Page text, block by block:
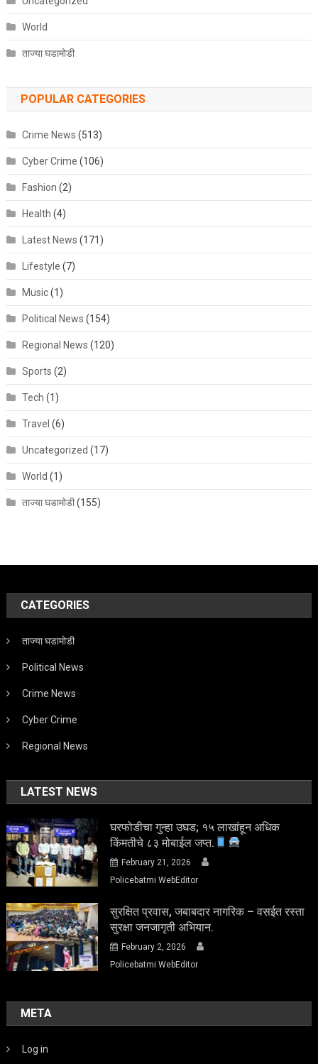
World
ताज्या घडामोडी
POPULAR CATEGORIES
Crime News (513)
Cyber Crime (106)
Fashion (2)
Health (4)
Latest News (171)
Lifestyle (7)
Music(1)
Political News (154)
Regional News (120)
Sports (2)
Tech (1)
Travel (6)
Uncategorized (17)
World (1)
ताज्या घडामोडी(155)
CATEGORIES
ताज्या घडामोडी
Political News
Crime News
Cyber Crime
Regional News
LATEST NEWS
घरफोडीचा गुन्हा उघड; १५ लाखांहून अधिक
किंमतीचे ८३ मोबाईल जप्त.
February 21, 2026
Policebatmi WebEditor
सुरक्षित प्रवास, जबाबदार नागरिक – वसईत रस्ता
सुरक्षा जनजागृती अभियान.
February 2, 2026
Policebatmi WebEditor
META
Log in